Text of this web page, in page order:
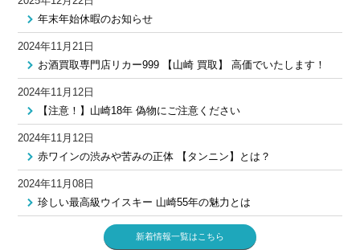
年末年始休暇のお知らせ
2024年11月21日
お酒買取専門店リカー999 【山崎 買取】 高価でいたします！
2024年11月12日
【注意！】山崎18年 偽物にご注意ください
2024年11月12日
赤ワインの渋みや苦みの正体 【タンニン】とは？
2024年11月08日
珍しい最高級ウイスキー 山崎55年の魅力とは
新着情報一覧はこちら